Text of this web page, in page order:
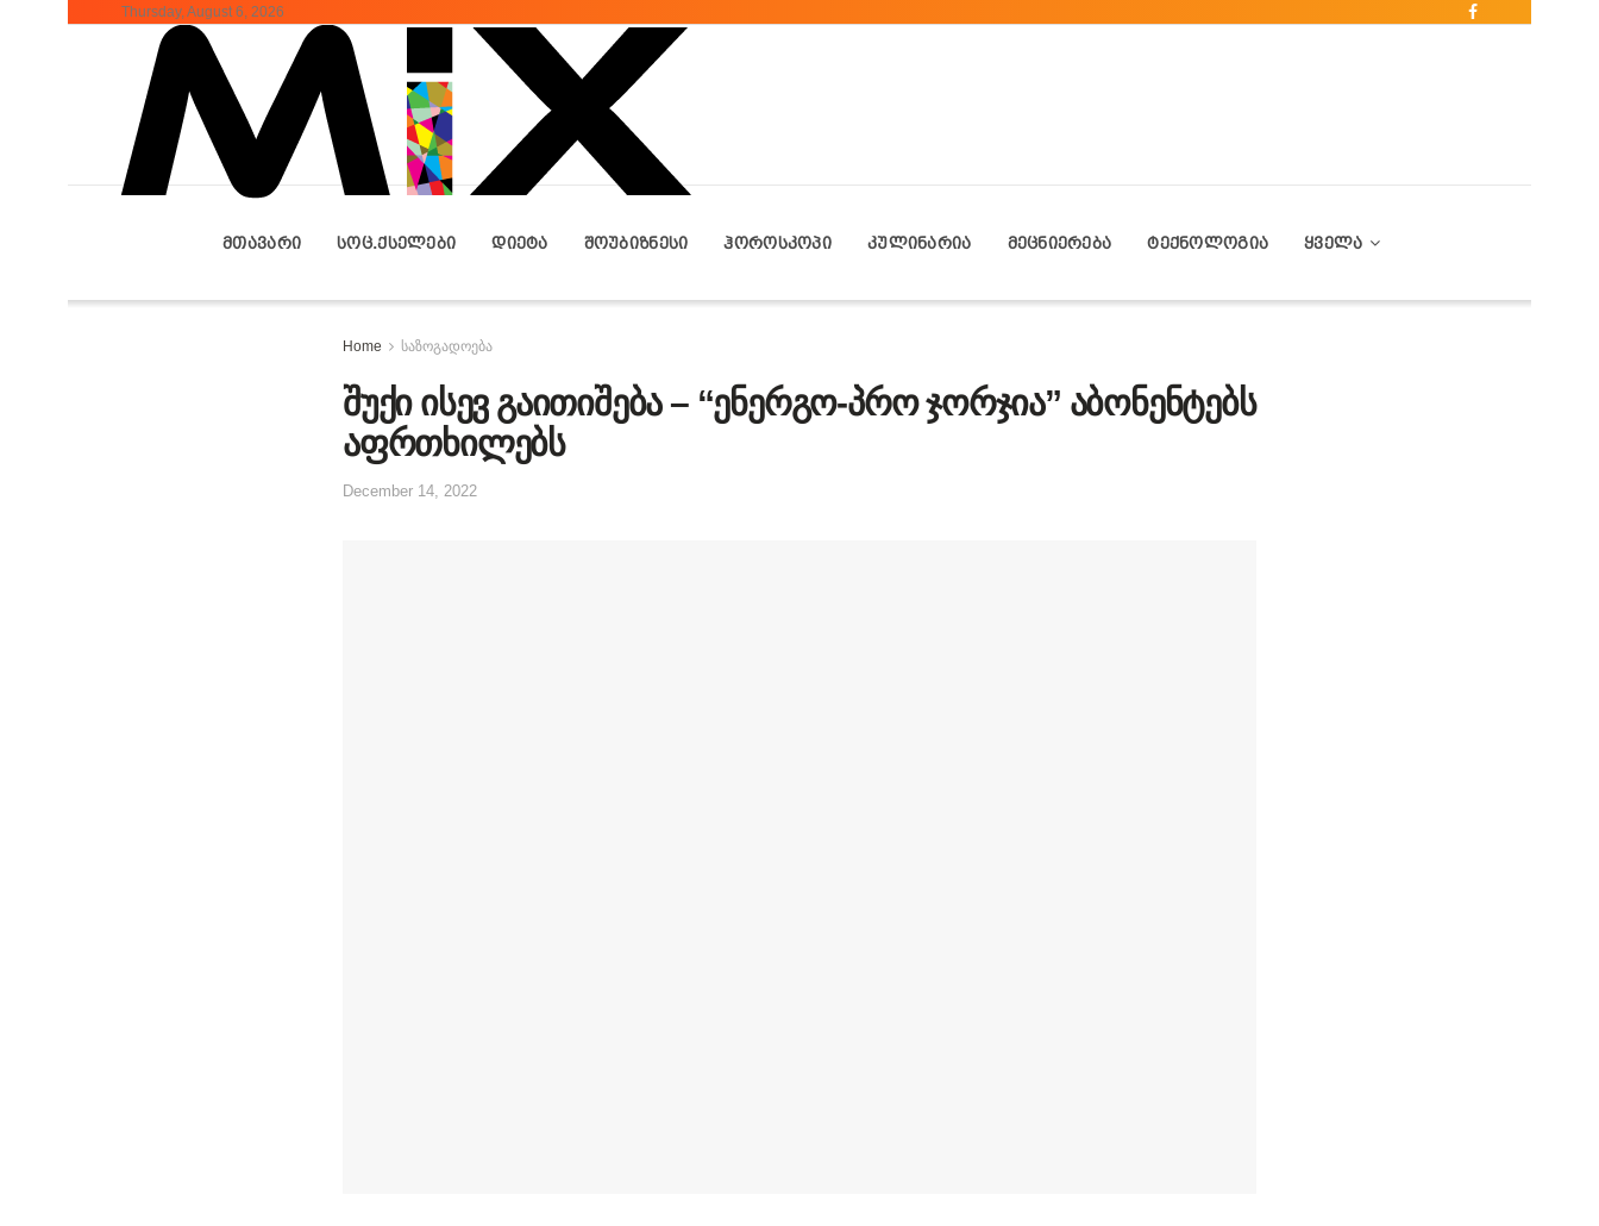
Thursday, August 6, 2026
ᲛᲗᲐᲕᲐᲠᲘ ᲡᲝᲪ.ᲥᲡᲔᲚᲔᲑᲘ ᲓᲘᲔᲢᲐ ᲨᲝᲣᲑᲘᲖᲜᲔᲡᲘ ᲰᲝᲠᲝᲡᲙᲝᲞᲘ ᲙᲣᲚᲘᲜᲐᲠᲘᲐ ᲛᲔᲪᲜᲘᲔᲠᲔᲑᲐ ᲢᲔᲥᲜᲝᲚᲝᲒᲘᲐ ᲧᲕᲔᲚᲐ
Home საზოგადოება
შუქი ისევ გაითიშება – “ენერგო-პრო ჯორჯია” აბონენტებს
აფრთხილებს
December 14, 2022